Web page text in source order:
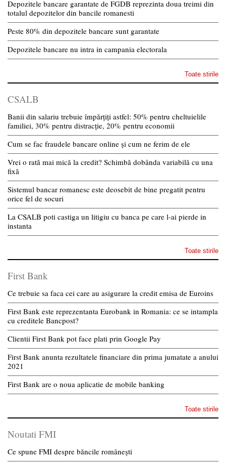
Depozitele bancare garantate de FGDB reprezinta doua treimi din
totalul depozitelor din bancile romanesti
Peste 80% din depozitele bancare sunt garantate
Depozitele bancare nu intra in campania electorala
Toate stirile
CSALB
Banii din salariu trebuie împărțiți astfel: 50% pentru cheltuielile
familiei, 30% pentru distracție, 20% pentru economii
Cum se fac fraudele bancare online și cum ne ferim de ele
Vrei o rată mai mică la credit? Schimbă dobânda variabilă cu una
fixă
Sistemul bancar romanesc este deosebit de bine pregatit pentru
orice fel de socuri
La CSALB poti castiga un litigiu cu banca pe care l-ai pierde in
instanta
Toate stirile
First Bank
Ce trebuie sa faca cei care au asigurare la credit emisa de Euroins
First Bank este reprezentanta Eurobank in Romania: ce se intampla
cu creditele Bancpost?
Clientii First Bank pot face plati prin Google Pay
First Bank anunta rezultatele financiare din prima jumatate a anului
2021
First Bank are o noua aplicatie de mobile banking
Toate stirile
Noutati FMI
Ce spune FMI despre băncile românești